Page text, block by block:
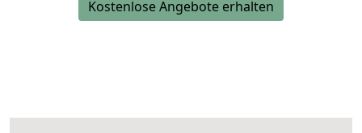
Kostenlose Angebote erhalten